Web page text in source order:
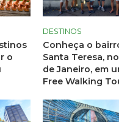
o
DESTINOS
Conheça o
Santa Teresa,
de Janeiro, em
Free Walking